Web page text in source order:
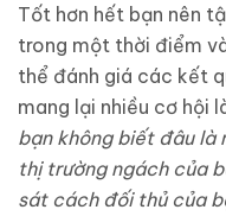
Tốt hơn hết bạn nên
trong một thời điểm
thể đánh giá các kết
mang lại nhiều cơ hội
bạn không biết đâu là
thị trường ngách của
sát cách đối thủ của